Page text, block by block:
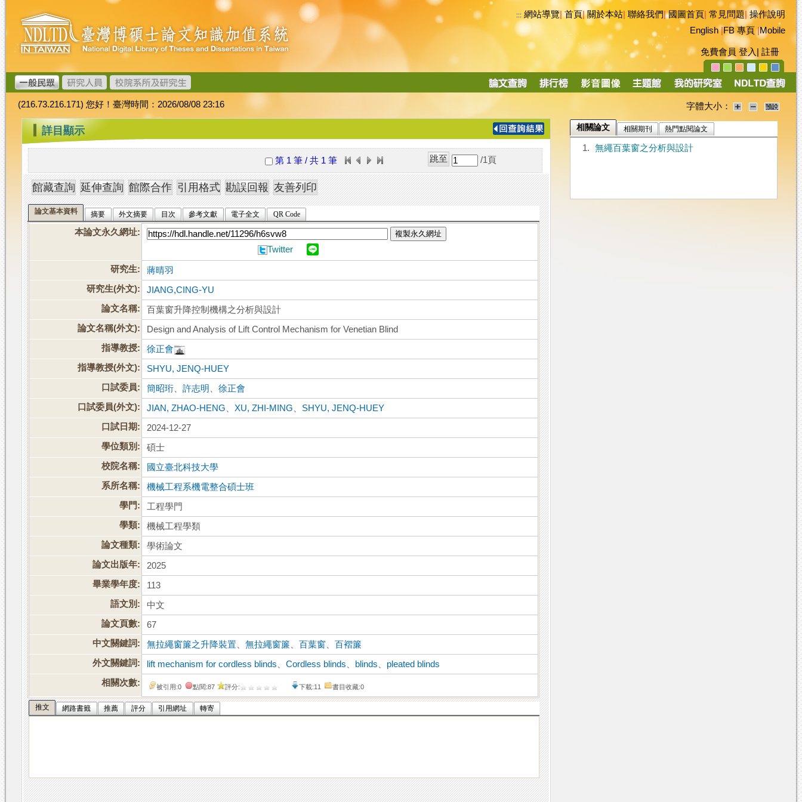
跳
到
主
要
內
容
臺
灣
博
碩
士
論
文
加
值
系
統
::: 網站導覽|首頁|關於本站 聯絡我們|國圖首頁 常見問題|操作說明
English|FB 專頁|Mobile
免費會員 登入 註冊
導
(216.73.216.171) 您好！臺灣時間：2026/08/08 23:16 字體大小：
::: 詳目顯示
第 1 筆 / 共 1 筆 /1 頁
論文基本資料 摘要 外文摘要 目次 參考文獻 電子全文 QR Code
本論文永久網址: 複製永久網址
Twitter
研究生:
蔣晴羽
研究生(外文):
JIANG,CING-YU
論文名稱:
百葉窗升降控制機構之分析與設計
論文名稱(外文):
Design and Analysis of Lift Control Mechanism for Venetian Blind
指導教授:
徐正會
指導教授(外文):
SHYU, JENQ-HUEY
口試委員:
簡昭珩 、許志明 、徐正會
口試委員(外文):
JIAN, ZHAO-HENG 、XU, ZHI-MING
SHYU, JENQ-HUEY
口試日期:
2024-12-27
學位類別:
碩士
校院名稱:
國立臺北科技大學
系所名稱:
機械工程系機電整合碩士班
學門:
工程學門
學類:
機械工程學類
論文種類:
學術論文
論文出版年:
2025
畢業學年度:
113
語文別:
中文
論文頁數:
67
中文關鍵詞:
無拉繩窗簾之升降裝置 、無拉繩窗簾 、百葉窗 、百褶簾
外文關鍵詞:
lift mechanism for cordless blinds 、Cordless blinds blinds
pleated blinds
相關次數:
被引用:0 點閱:87 評分: 下載:11 書目收藏:0
推文 網路書籤 推薦 評分 引用網址 轉寄
相關論文 相關期刊 熱門點閱論文
1. 無繩百葉窗之分析與設計